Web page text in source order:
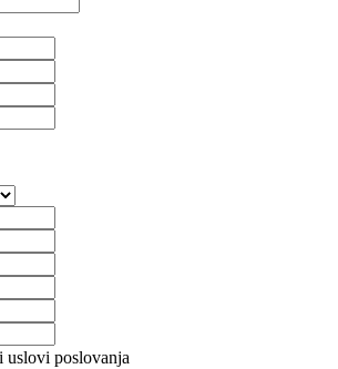
uslovi poslovanja